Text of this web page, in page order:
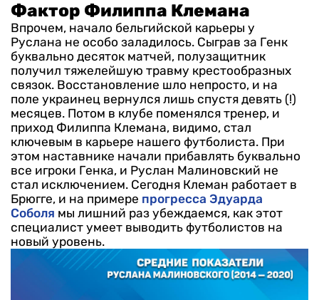
Фактор Филиппа Клемана
Впрочем, начало бельгийской карьеры у
Руслана не особо заладилось. Сыграв за Генк
буквально десяток матчей, полузащитник
получил тяжелейшую травму крестообразных
связок. Восстановление шло непросто, и на
поле украинец вернулся лишь спустя девять (!)
месяцев. Потом в клубе поменялся тренер, и
приход Филиппа Клемана, видимо, стал
ключевым в карьере нашего футболиста. При
этом наставнике начали прибавлять буквально
все игроки Генка, и Руслан Малиновский не
стал исключением. Сегодня Клеман работает в
Брюгге, и на примере прогресса Эдуарда
Соболя мы лишний раз убеждаемся, как этот
специалист умеет выводить футболистов на
новый уровень.